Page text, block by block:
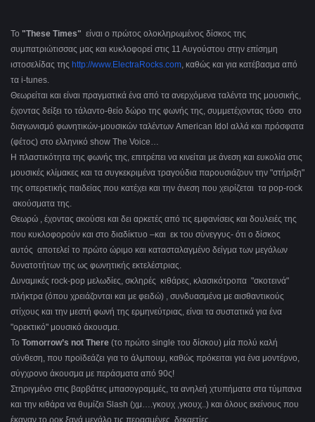
Το "These Times" είναι ο πρώτος ολοκληρωμένος δίσκος της
συμπατριώτισσας μας και κυκλοφορεί στις 11 Αυγούστου στην επίσημη
ιστοσελίδας της http://www.ElectraRocks.com, καθώς και για κατέβασμα από
τα i-tunes.
Θεωρείται και είναι πραγματικά ένα από τα ανερχόμενα ταλέντα της μουσικής,
έχοντας δείξει το τάλαντο-θείο δώρο της φωνής της, συμμετέχοντας τόσο στο
διαγωνισμό φωνητικών-μουσικών ταλέντων American Idol αλλά και πρόσφατα
(φέτος) στο ελληνικό show The Voice…
Η πλαστικότητα της φωνής της, επιτρέπει να κινείται με άνεση και ευκολία στις
μουσικές κλίμακες και τα συγκεκριμένα τραγούδια παρουσιάζουν την "στήριξη"
της οπερετικής παιδείας που κατέχει και την άνεση που χειρίζεται τα pop-rock
ακούσματα της.
Θεωρώ , έχοντας ακούσει και δει αρκετές από τις εμφανίσεις και δουλειές της
που κυκλοφορούν και στο διαδίκτυο –και εκ του σύνεγγυς- ότι ο δίσκος
αυτός αποτελεί το πρώτο ώριμο και κατασταλαγμένο δείγμα των μεγάλων
δυνατοτήτων της ως φωνητικής εκτελέστριας.
Δυναμικές rock-pop μελωδίες, σκληρές κιθάρες, κλασικότροπα "σκοτεινά"
πλήκτρα (όπου χρειάζονται και με φειδώ) , συνδυασμένα με αισθαντικούς
στίχους και την μεστή φωνή της ερμηνεύτριας, είναι τα συστατικά για ένα
"ορεκτικό" μουσικό άκουσμα.
Το Tomorrow’s not There (το πρώτο single του δίσκου) μία πολύ καλή
σύνθεση, που προϊδεάζει για το άλμπουμ, καθώς πρόκειται για ένα μοντέρνο,
σύγχρονο άκουσμα με περάσματα από 90ς!
Στηριγμένο στις βαρβάτες μπασογραμμές, τα ανηλεή χτυπήματα στα τύμπανα
και την κιθάρα να θυμίζει Slash (χμ….γκουχ ,γκουχ..) και όλους εκείνους που